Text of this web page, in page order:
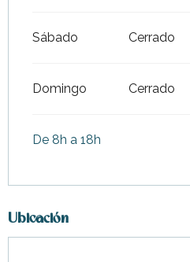
Sábado Cerrado
Domingo Cerrado
De 8h a 18h
Ubicación